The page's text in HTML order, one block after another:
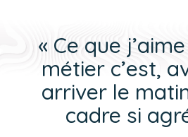
« Ce que
métier c’est,
arriver le
cadre si